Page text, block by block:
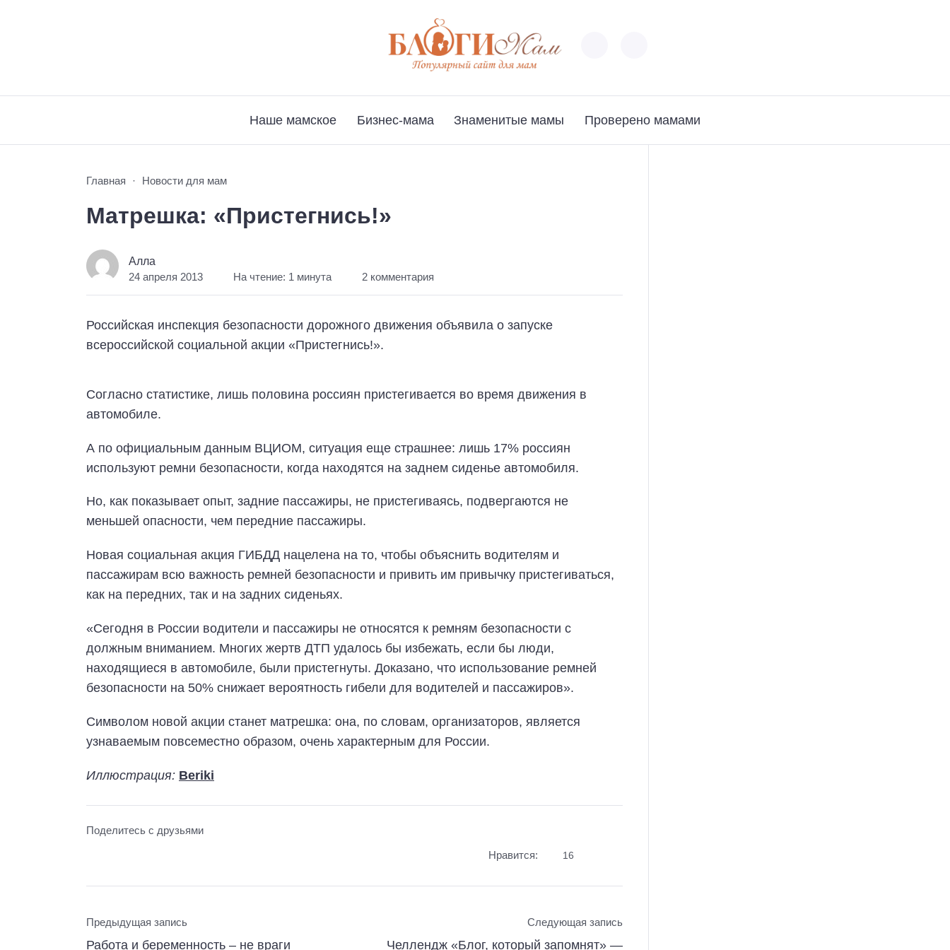
Наше мамское Бизнес-мама Знаменитые мамы Проверено мамами
Главная Новости для мам
Матрешка: «Пристегнись!»
Алла
24 апреля 2013 На чтение: 1 минута 2 комментария
Российская инспекция безопасности дорожного движения объявила о запуске
всероссийской социальной акции «Пристегнись!».
Согласно статистике, лишь половина россиян пристегивается во время движения в
автомобиле.
А по официальным данным ВЦИОМ, ситуация еще страшнее: лишь 17% россиян
используют ремни безопасности, когда находятся на заднем сиденье автомобиля.
Но, как показывает опыт, задние пассажиры, не пристегиваясь, подвергаются не
меньшей опасности, чем передние пассажиры.
Новая социальная акция ГИБДД нацелена на то, чтобы объяснить водителям и
пассажирам всю важность ремней безопасности и привить им привычку пристегиваться,
как на передних, так и на задних сиденьях.
«Сегодня в России водители и пассажиры не относятся к ремням безопасности с
должным вниманием. Многих жертв ДТП удалось бы избежать, если бы люди,
находящиеся в автомобиле, были пристегнуты. Доказано, что использование ремней
безопасности на 50% снижает вероятность гибели для водителей и пассажиров».
Символом новой акции станет матрешка: она, по словам, организаторов, является
узнаваемым повсеместно образом, очень характерным для России.
Иллюстрация: Beriki
Поделитесь с друзьями
Нравится: 16
Предыдущая запись
Работа и беременность – не враги
Следующая запись
Челлендж «Блог, который запомнят» —